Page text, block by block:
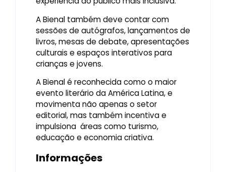
A Bienal também deve contar com
sessões de autógrafos, lançamentos de
livros, mesas de debate, apresentações
culturais e espaços interativos para
crianças e jovens.
A Bienal é reconhecida como o maior
evento literário da América Latina, e
movimenta não apenas o setor
editorial, mas também incentiva e
impulsiona áreas como turismo,
educação e economia criativa.
Informações